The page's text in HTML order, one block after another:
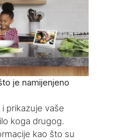
je namijenjeno
prikazuje vaše
koga drugog.
kao što su